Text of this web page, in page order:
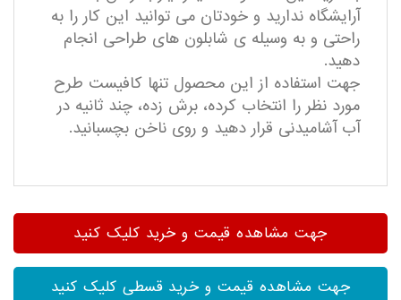
آرایشگاه ندارید و خودتان می توانید این کار را به
راحتی و به وسیله ی شابلون های طراحی انجام
دهید.
جهت استفاده از این محصول تنها کافیست طرح
مورد نظر را انتخاب کرده، برش زده، چند ثانیه در
آب آشامیدنی قرار دهید و روی ناخن بچسبانید.
جهت مشاهده قیمت و خرید کلیک کنید
جهت مشاهده قیمت و خرید قسطی کلیک کنید